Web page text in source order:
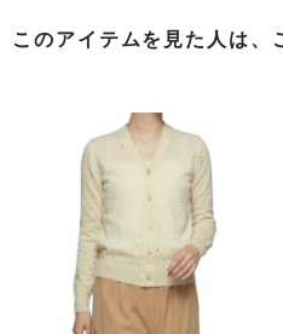
このアイテムを見た人は、